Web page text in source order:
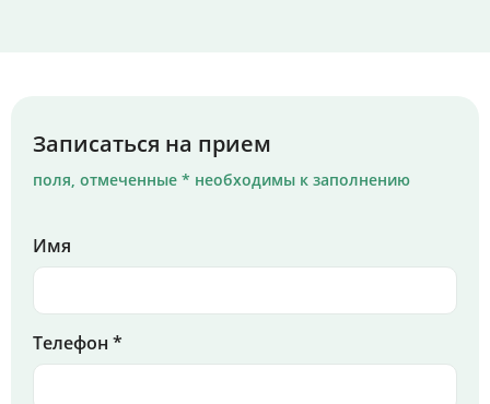
Записаться на прием
поля, отмеченные * необходимы к заполнению
Имя
Телефон *